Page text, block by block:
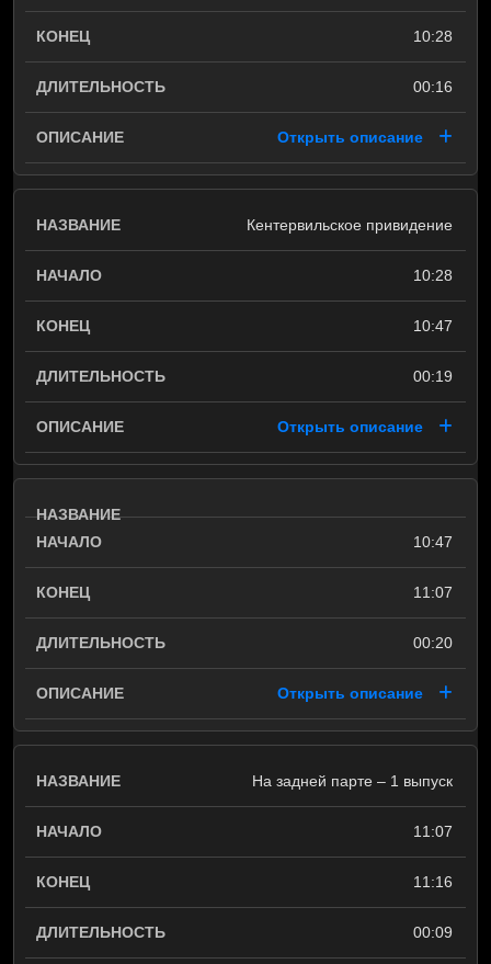
10:28
00:16
Открыть описание
Кентервильское привидение
10:28
10:47
00:19
Открыть описание
10:47
11:07
00:20
Открыть описание
На задней парте – 1 выпуск
11:07
11:16
00:09